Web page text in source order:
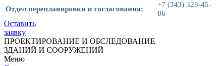
Отдел перепланировки и согласования:
+7 (343) 328-45-
06
Оставить
заявку
ПРОЕКТИРОВАНИЕ И ОБСЛЕДОВАНИЕ
ЗДАНИЙ И СООРУЖЕНИЙ
Меню